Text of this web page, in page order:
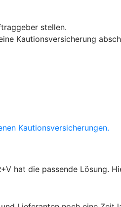
stellen.
Kautionsversicherung
Kautionsversicherungen.
hat die passende Lösung.